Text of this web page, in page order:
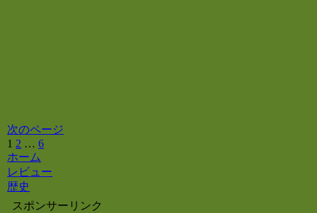
次のページ
1 2 … 6次
ホーム
レビュー
歴史
スポンサーリンク